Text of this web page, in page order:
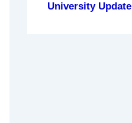
University Update